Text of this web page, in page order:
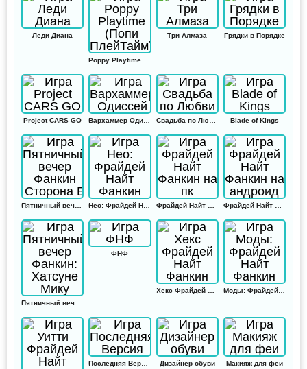
Леди Диана Три Алмаза Грядки в Порядке
Project CARS GO Свадьба по Любви Blade of Kings
ФНФ
Моды: Фрайдей Найт Фанкин
Дизайнер обуви Макияж для феи